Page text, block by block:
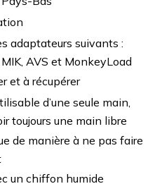
adaptateurs suivants :
AVS et MonkeyLoad
et à récupérer
d’une seule main,
toujours une main libre
de manière à ne pas faire
un chiffon humide